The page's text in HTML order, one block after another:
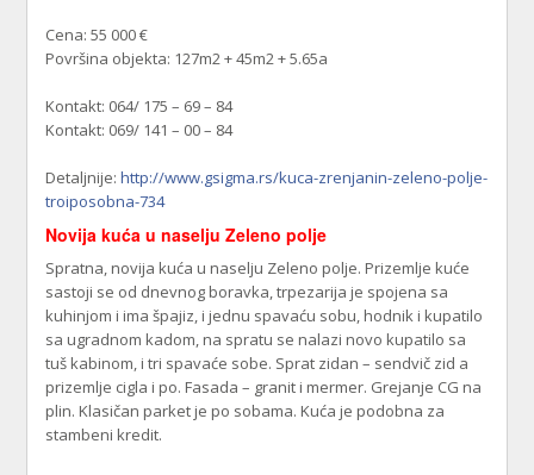
Cena: 55 000 €
Površina objekta: 127m2 + 45m2 + 5.65a
Kontakt: 064/ 175 – 69 – 84
Kontakt: 069/ 141 – 00 – 84
Detaljnije:http://www.gsigma.rs/kuca-zrenjanin-zeleno-polje-
troiposobna-734
Novija kuća u naselju Zeleno polje
Spratna, novija kuća u naselju Zeleno polje. Prizemlje kuće
sastoji se od dnevnog boravka, trpezarija je spojena sa
kuhinjom i ima špajiz, i jednu spavaću sobu, hodnik i kupatilo
sa ugradnom kadom, na spratu se nalazi novo kupatilo sa
tuš kabinom, i tri spavaće sobe. Sprat zidan – sendvič zid a
prizemlje cigla i po. Fasada – granit i mermer. Grejanje CG na
plin. Klasičan parket je po sobama. Kuća je podobna za
stambeni kredit.